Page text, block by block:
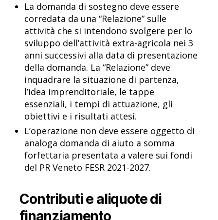
La domanda di sostegno deve essere
corredata da una “Relazione” sulle
attività che si intendono svolgere per lo
sviluppo dell’attività extra-agricola nei 3
anni successivi alla data di presentazione
della domanda. La “Relazione” deve
inquadrare la situazione di partenza,
l’idea imprenditoriale, le tappe
essenziali, i tempi di attuazione, gli
obiettivi e i risultati attesi.
L’operazione non deve essere oggetto di
analoga domanda di aiuto a somma
forfettaria presentata a valere sui fondi
del PR Veneto FESR 2021-2027.
Contributi e aliquote di
finanziamento